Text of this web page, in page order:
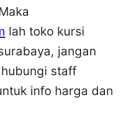
lah toko kursi
jangan
staff
info harga dan